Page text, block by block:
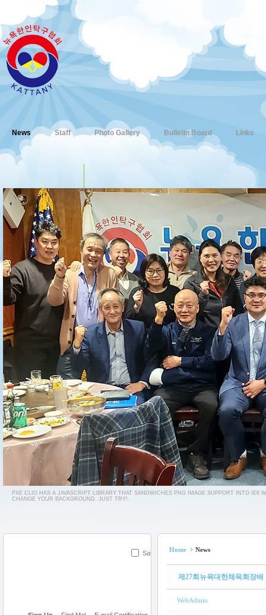
News Staff Photo Gallery Bulletin Board Links
PXE CLIO HAS A JAVASCRIPT LIBRARY THAT SANDWICHES PNG IMAGE SUPPORT INTO IE6
CHANGE YOUR BACKGROUND. JUST TRY!.
Save Home News
제27회뉴욕대한체육회장배
WebAdmin